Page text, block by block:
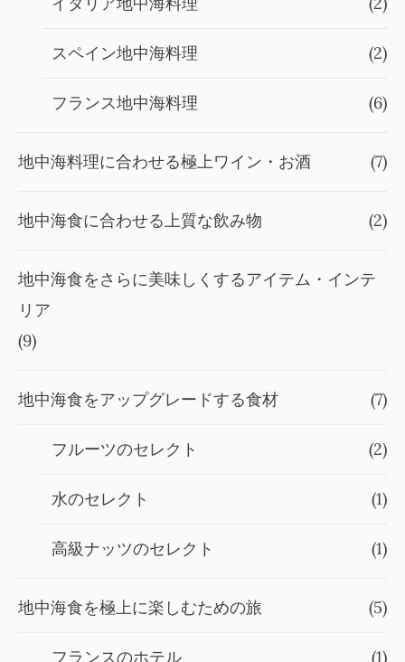
スペイン地中海料理 (2)
フランス地中海料理 (6)
地中海料理に合わせる極上ワイン・お酒 (7)
地中海食に合わせる上質な飲み物 (2)
地中海食をさらに美味しくするアイテム・インテ
リア
(9)
地中海食をアップグレードする食材 (7)
フルーツのセレクト (2)
水のセレクト (1)
高級ナッツのセレクト (1)
地中海食を極上に楽しむための旅 (5)
フランスのホテル (1)